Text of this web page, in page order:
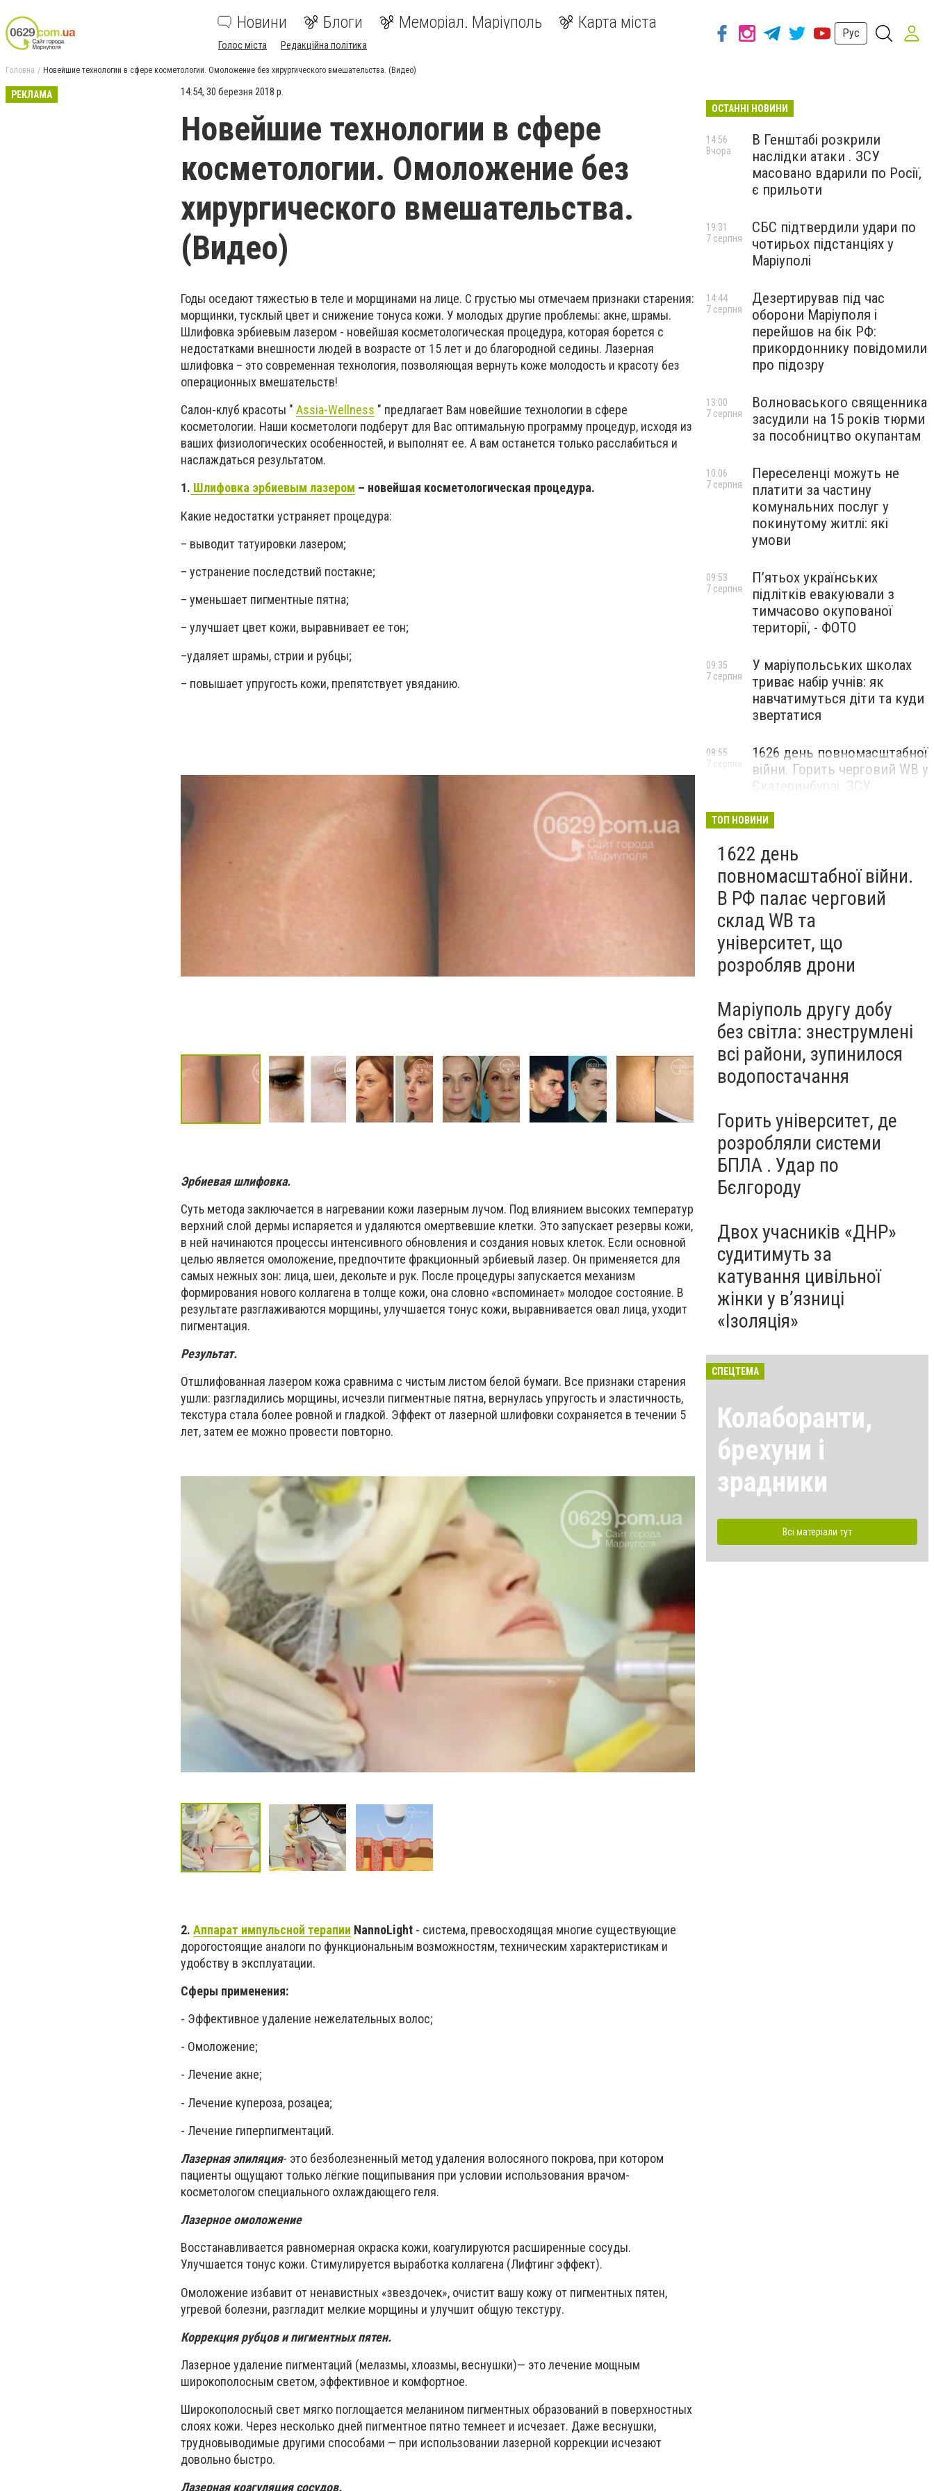
Новини Блоги Меморіал. Маріуполь Карта міста
Голос міста Редакційна політика
Рус
Головна Новейшие технологии в сфере косметологии. Омоложение без хирургического вмешательства. (Видео)
РЕКЛАМА 14:54, 30 березня 2018 р.
Новейшие технологии в сфере
косметологии. Омоложение без
хирургического вмешательства.
(Видео)
Годы оседают тяжестью в теле и морщинами на лице. С грустью мы отмечаем признаки старения:
морщинки, тусклый цвет и снижение тонуса кожи. У молодых другие проблемы: акне, шрамы.
Шлифовка эрбиевым лазером - новейшая косметологическая процедура, которая борется с
недостатками внешности людей в возрасте от 15 лет и до благородной седины. Лазерная
шлифовка – это современная технология, позволяющая вернуть коже молодость и красоту без
операционных вмешательств!
Салон-клуб красоты " Assia-Wellness " предлагает Вам новейшие технологии в сфере
косметологии. Наши косметологи подберут для Вас оптимальную программу процедур, исходя из
ваших физиологических особенностей, и выполнят ее. А вам останется только расслабиться и
наслаждаться результатом.
1. Шлифовка эрбиевым лазером – новейшая косметологическая процедура.
Какие недостатки устраняет процедура:
– выводит татуировки лазером;
– устранение последствий постакне;
– уменьшает пигментные пятна;
– улучшает цвет кожи, выравнивает ее тон;
–удаляет шрамы, стрии и рубцы;
– повышает упругость кожи, препятствует увяданию.
Эрбиевая шлифовка.
Суть метода заключается в нагревании кожи лазерным лучом. Под влиянием высоких температур
верхний слой дермы испаряется и удаляются омертвевшие клетки. Это запускает резервы кожи,
в ней начинаются процессы интенсивного обновления и создания новых клеток. Если основной
целью является омоложение, предпочтите фракционный эрбиевый лазер. Он применяется для
самых нежных зон: лица, шеи, декольте и рук. После процедуры запускается механизм
формирования нового коллагена в толще кожи, она словно «вспоминает» молодое состояние. В
результате разглаживаются морщины, улучшается тонус кожи, выравнивается овал лица, уходит
пигментация.
Результат.
Отшлифованная лазером кожа сравнима с чистым листом белой бумаги. Все признаки старения
ушли: разгладились морщины, исчезли пигментные пятна, вернулась упругость и эластичность,
текстура стала более ровной и гладкой. Эффект от лазерной шлифовки сохраняется в течении 5
лет, затем ее можно провести повторно.
2. Аппарат импульсной терапии NannoLight - система, превосходящая многие существующие
дорогостоящие аналоги по функциональным возможностям, техническим характеристикам и
удобству в эксплуатации.
Сферы применения:
- Эффективное удаление нежелательных волос;
- Омоложение;
- Лечение акне;
- Лечение купероза, розацеа;
- Лечение гиперпигментаций.
Лазерная эпиляция- это безболезненный метод удаления волосяного покрова, при котором
пациенты ощущают только лёгкие пощипывания при условии использования врачом-
косметологом специального охлаждающего геля.
Лазерное омоложение
Восстанавливается равномерная окраска кожи, коагулируются расширенные сосуды.
Улучшается тонус кожи. Стимулируется выработка коллагена (Лифтинг эффект).
Омоложение избавит от ненавистных «звездочек», очистит вашу кожу от пигментных пятен,
угревой болезни, разгладит мелкие морщины и улучшит общую текстуру.
Коррекция рубцов и пигментных пятен.
Лазерное удаление пигментаций (мелазмы, хлоазмы, веснушки)— это лечение мощным
широкополосным светом, эффективное и комфортное.
Широкополосный свет мягко поглощается меланином пигментных образований в поверхностных
слоях кожи. Через несколько дней пигментное пятно темнеет и исчезает. Даже веснушки,
трудновыводимые другими способами — при использовании лазерной коррекции исчезают
довольно быстро.
Лазерная коагуляция сосудов.
ОСТАННІ НОВИНИ
В Генштабі розкрили
наслідки атаки . ЗСУ
масовано вдарили по Росії,
є прильоти
14:56
Вчора
СБС підтвердили удари по
чотирьох підстанціях у
Маріуполі
19:31
7 серпня
Дезертирував під час
оборони Маріуполя і
перейшов на бік РФ:
прикордоннику повідомили
про підозру
14:44
7 серпня
Волноваського священника
засудили на 15 років тюрми
за пособництво окупантам
13:00
7 серпня
Переселенці можуть не
платити за частину
комунальних послуг у
покинутому житлі: які
умови
10:06
7 серпня
П’ятьох українських
підлітків евакуювали з
тимчасово окупованої
території, - ФОТО
09:53
7 серпня
У маріупольських школах
триває набір учнів: як
навчатимуться діти та куди
звертатися
09:35
7 серпня
1626 день повномасштабної
війни. Горить черговий WB у
Єкатеринбурзі. ЗСУ
Маріуполі
08:55
7 серпня
ТОП НОВИНИ
1622 день
повномасштабної війни.
В РФ палає черговий
склад WB та
університет, що
розробляв дрони
Маріуполь другу добу
без світла: знеструмлені
всі райони, зупинилося
водопостачання
Горить університет, де
розробляли системи
БПЛА . Удар по
Бєлгороду
Двох учасників «ДНР»
судитимуть за
катування цивільної
жінки у в’язниці
«Ізоляція»
СПЕЦТЕМА
Колаборанти,
брехуни і
зрадники
Всі матеріали тут